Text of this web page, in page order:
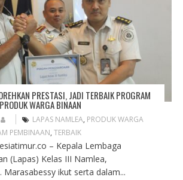
PRESTASI, JADI TERBAIK PROGRAM
WARGA BINAAN
LAPAS NAMLEA, PRODUK WARGA
PEMBINAAN, TERBAIK
– Kepala Lembaga
(Lapas) Kelas III Namlea,
ikut serta dalam...